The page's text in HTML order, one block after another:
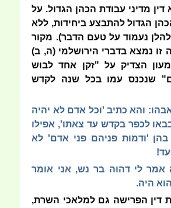
דין מדיני עבודת הכהן הגדול. על
הגדול להתבצע ביחידות, ללא
נעמוד על טעם הדבר). מקור
זו נמצא בדברי הירושלמי (ה, ב)
הצדיק על "זקן אחד לבוש
שנכנס עמו בכל שנה לקדש
והא כתיב 'וכל אדם לא יהיה
לכפר בקדש עד צאתו', אפילו
בהן 'ודמות פניהם פני אדם' לא
אמר לי דהוה בר נש, אני אומר
היה.
דין הפרישה גם למלאכי השרת,